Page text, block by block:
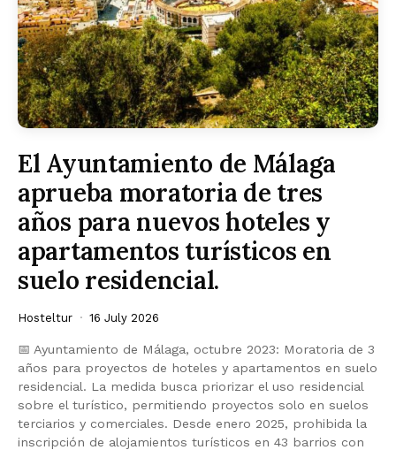
El Ayuntamiento de Málaga
aprueba moratoria de tres
años para nuevos hoteles y
apartamentos turísticos en
suelo residencial.
Hosteltur 16 July 2026
📅 Ayuntamiento de Málaga, octubre 2023: Moratoria de 3
años para proyectos de hoteles y apartamentos en suelo
residencial. La medida busca priorizar el uso residencial
sobre el turístico, permitiendo proyectos solo en suelos
terciarios y comerciales. Desde enero 2025, prohibida la
inscripción de alojamientos turísticos en 43 barrios con